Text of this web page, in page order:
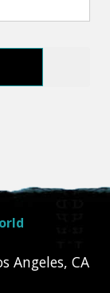
Angeles, CA